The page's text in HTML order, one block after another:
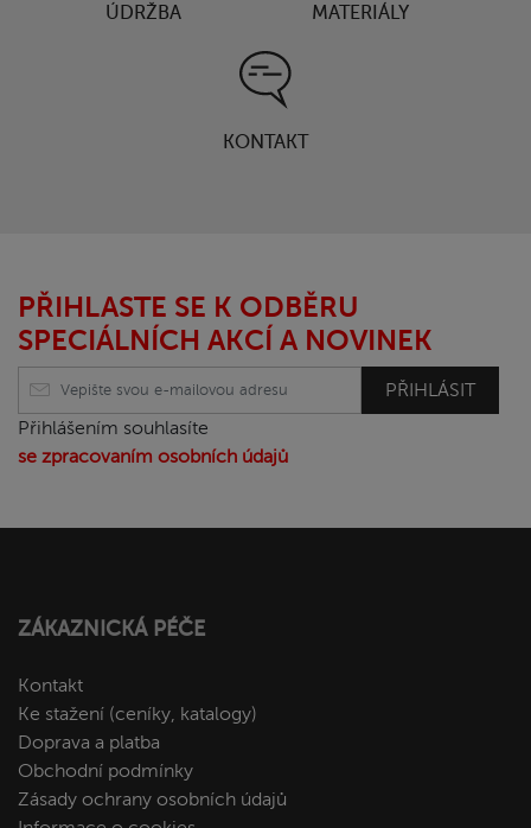
ÚDRŽBA MATERIÁLY
KONTAKT
PŘIHLASTE SE K ODBĚRU
SPECIÁLNÍCH AKCÍ A NOVINEK
PŘIHLÁSIT
Přihlášením souhlasíte
se zpracovaním osobních údajů
ZÁKAZNICKÁ PÉČE
Kontakt
Ke stažení (ceníky, katalogy)
Doprava a platba
Obchodní podmínky
Zásady ochrany osobních údajů